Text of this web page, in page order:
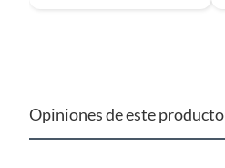
Opiniones de este producto